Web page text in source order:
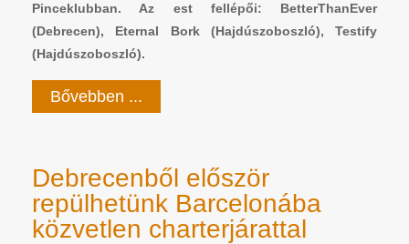
Pinceklubban. Az est fellépői: BetterThanEver
(Debrecen), Eternal Bork (Hajdúszoboszló), Testify
(Hajdúszoboszló).
Bővebben ...
Debrecenből először
repülhetünk Barcelonába
közvetlen charterjárattal